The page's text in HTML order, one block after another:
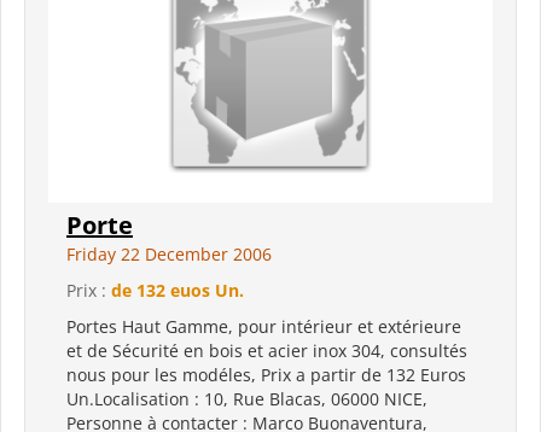
Porte
Friday 22 December 2006
Prix : de 132 euos Un.
Portes Haut Gamme, pour intérieur et extérieure
et de Sécurité en bois et acier inox 304, consultés
nous pour les modéles, Prix a partir de 132 Euros
Un.Localisation : 10, Rue Blacas, 06000 NICE,
Personne à contacter : Marco Buonaventura,